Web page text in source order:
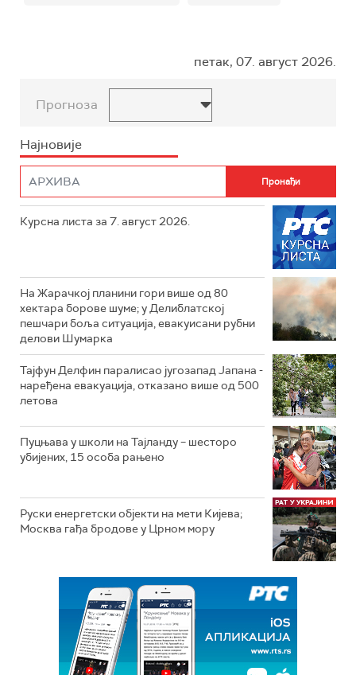
петак, 07. август 2026.
Прогноза
Најновије
Курсна листа за 7. август 2026.
На Жарачкој планини гори више од 80
хектара борове шуме; у Делиблатској
пешчари боља ситуација, евакуисани рубни
делови Шумарка
Тајфун Делфин паралисао југозапад Јапана -
наређена евакуација, отказано више од 500
летова
Пуцњава у школи на Тајланду – шесторо
убијених, 15 особа рањено
Руски енергетски објекти на мети Кијева;
Москва гађа бродове у Црном мору